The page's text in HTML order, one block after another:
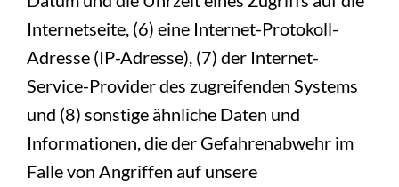
Internetseite, (6) eine Internet-Protokoll-
Adresse (IP-Adresse), (7) der Internet-
Service-Provider des zugreifenden Systems
und (8) sonstige ähnliche Daten und
Informationen, die der Gefahrenabwehr im
Falle von Angriffen auf unsere